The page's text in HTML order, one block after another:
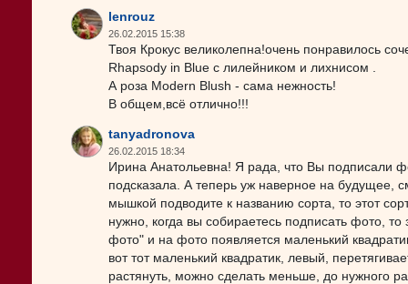
lenrouz
26.02.2015 15:38
Твоя Крокус великолепна!очень понравилось
Rhapsody in Blue с лилейником и лихнисом .
А роза Modern Blush - сама нежность!
В общем,всё отлично!!!
tanyadronova
26.02.2015 18:34
Ирина Анатольевна! Я рада, что Вы подписали
подсказала. А теперь уж наверное на будущее,
мышкой подводите к названию сорта, то этот
нужно, когда вы собираетесь подписать фото,
фото" и на фото появляется маленький
вот тот маленький квадратик, левый,
растянуть, можно сделать меньше, до нужного